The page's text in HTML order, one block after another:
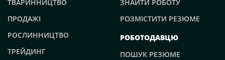
ТВАРИННИЦТВО
ПРОДАЖІ
РОСЛИННИЦТВО
ТРЕЙДИНГ
ЗНАЙТИ РОБОТУ
РОЗМІСТИТИ РЕЗЮМЕ
РОБОТОДАВЦЮ
ПОШУК РЕЗЮМЕ